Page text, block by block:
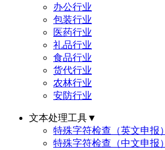
办公行业
包装行业
医药行业
礼品行业
食品行业
货代行业
农林行业
安防行业
文本处理工具▼
特殊字符检查（英文申报）
特殊字符检查（中文申报）